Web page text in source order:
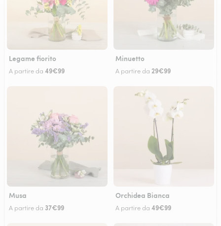
Legame fiorito
A partire da 49€99
Minuetto
A partire da 29€99
Musa
A partire da 37€99
Orchidea Bianca
A partire da 49€99